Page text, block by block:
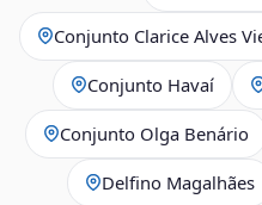
Conjunto Clarice Alves
Conjunto Havaí
Conjunto Olga Benário
Delfino Magalhães